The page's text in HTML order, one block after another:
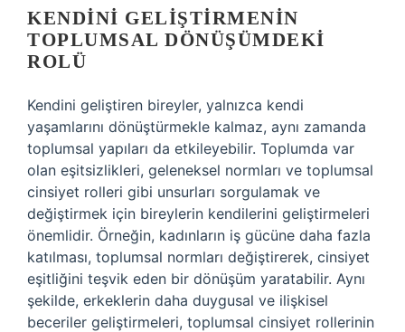
KENDINI GELIŞTIRMENIN
TOPLUMSAL DÖNÜŞÜMDEKI
ROLÜ
Kendini geliştiren bireyler, yalnızca kendi
yaşamlarını dönüştürmekle kalmaz, aynı zamanda
toplumsal yapıları da etkileyebilir. Toplumda var
olan eşitsizlikleri, geleneksel normları ve toplumsal
cinsiyet rolleri gibi unsurları sorgulamak ve
değiştirmek için bireylerin kendilerini geliştirmeleri
önemlidir. Örneğin, kadınların iş gücüne daha fazla
katılması, toplumsal normları değiştirerek, cinsiyet
eşitliğini teşvik eden bir dönüşüm yaratabilir. Aynı
şekilde, erkeklerin daha duygusal ve ilişkisel
beceriler geliştirmeleri, toplumsal cinsiyet rollerinin